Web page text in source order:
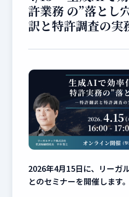
許業務 の”落とし
訳と特許調査の実
2026年4月15日に、リーガ
とのセミナーを開催します。